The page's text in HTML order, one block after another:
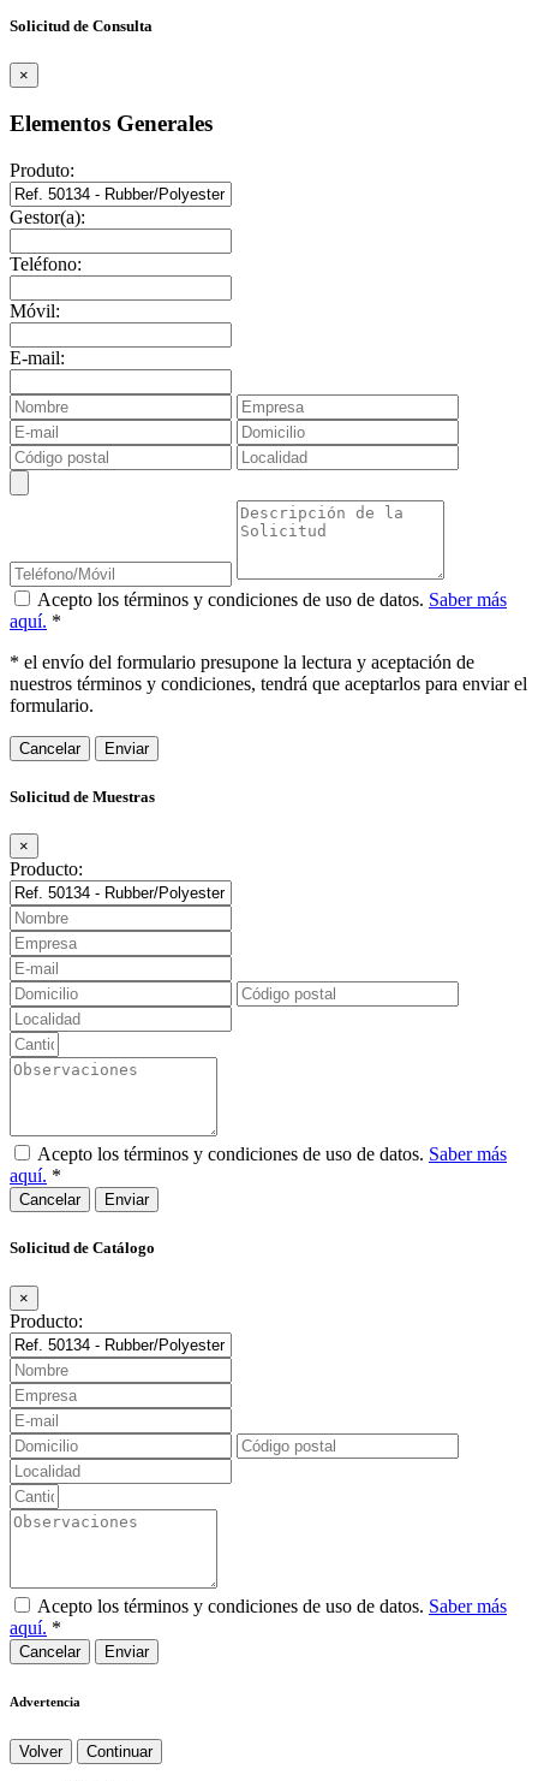
Solicitud de Consulta
×
Elementos Generales
Produto:
Gestor(a):
Teléfono:
Móvil:
E-mail:
Acepto los términos y condiciones de uso de datos. Saber más
aquí. *
* el envío del formulario presupone la lectura y aceptación de
nuestros términos y condiciones, tendrá que aceptarlos para enviar el
formulario.
Cancelar
Solicitud de Muestras
×
Producto:
Acepto los términos y condiciones de uso de datos. Saber más
aquí. *
Cancelar
Solicitud de Catálogo
×
Producto:
Acepto los términos y condiciones de uso de datos. Saber más
aquí. *
Cancelar
Advertencia
Volver Continuar